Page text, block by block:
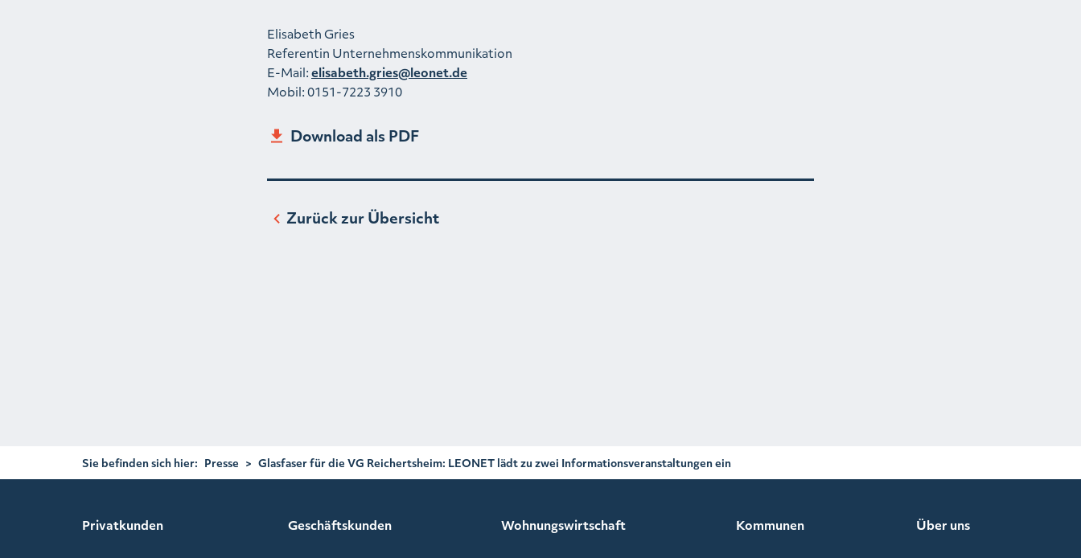
Elisabeth Gries
Referentin Unternehmenskommunikation
E-Mail:elisabeth.gries@leonet.de
Mobil: 0151-7223 3910
Download als PDF
Zurück zur Übersicht
Sie befinden sich hier: Presse > Glasfaser für die VG Reichertsheim: LEONET lädt zu zwei Informationsveranstaltungen ein
Privatkunden Geschäftskunden Wohnungswirtschaft Kommunen Über uns